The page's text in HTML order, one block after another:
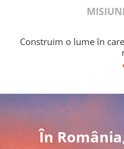
Construim o lume în
În